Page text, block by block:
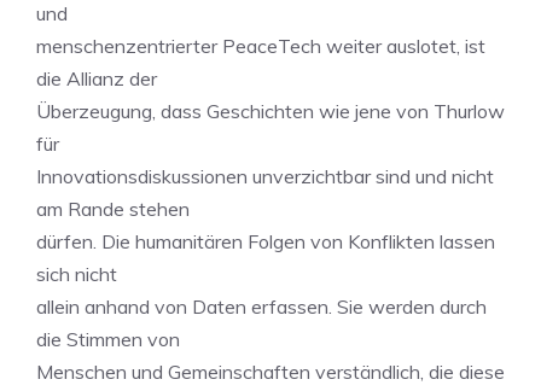
und
menschenzentrierter PeaceTech weiter auslotet, ist
die Allianz der
Überzeugung, dass Geschichten wie jene von Thurlow
für
Innovationsdiskussionen unverzichtbar sind und nicht
am Rande stehen
dürfen. Die humanitären Folgen von Konflikten lassen
sich nicht
allein anhand von Daten erfassen. Sie werden durch
die Stimmen von
Menschen und Gemeinschaften verständlich, die diese